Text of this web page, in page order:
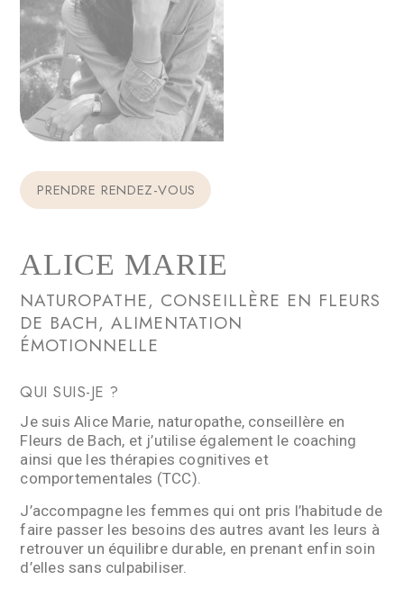
PRENDRE RENDEZ-VOUS
ALICE MARIE
NATUROPATHE, CONSEILLÈRE EN FLEURS
DE BACH, ALIMENTATION
ÉMOTIONNELLE
QUI SUIS-JE ?
Je suis Alice Marie, naturopathe, conseillère en
Fleurs de Bach, et j’utilise également le coaching
ainsi que les thérapies cognitives et
comportementales (TCC).
J’accompagne les femmes qui ont pris l’habitude de
faire passer les besoins des autres avant les leurs à
retrouver un équilibre durable, en prenant enfin soin
d’elles sans culpabiliser.